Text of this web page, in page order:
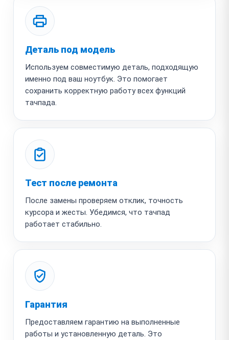
Деталь под модель
Используем совместимую деталь, подходящую
именно под ваш ноутбук. Это помогает
сохранить корректную работу всех функций
тачпада.
Тест после ремонта
После замены проверяем отклик, точность
курсора и жесты. Убедимся, что тачпад
работает стабильно.
Гарантия
Предоставляем гарантию на выполненные
работы и установленную деталь. Это